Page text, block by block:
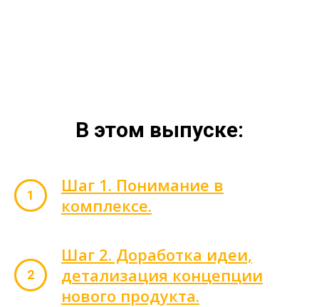
В этом выпуске:
Шаг 1. Понимание в
комплексе.
Шаг 2. Доработка идеи,
детализация концепции
нового продукта.